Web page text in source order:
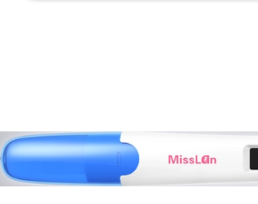
PRIVACY
POLICY